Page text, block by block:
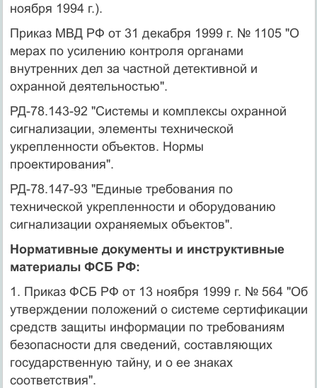
ноября 1994 г.).
Приказ МВД РФ от 31 декабря 1999 г. № 1105 "О
мерах по усилению контроля органами
внутренних дел за частной детективной и
охранной деятельностью".
РД-78.143-92 "Системы и комплексы охранной
сигнализации, элементы технической
укрепленности объектов. Нормы
проектирования".
РД-78.147-93 "Единые требования по
технической укрепленности и оборудованию
сигнализации охраняемых объектов".
Нормативные документы и инструктивные
материалы ФСБ РФ:
1. Приказ ФСБ РФ от 13 ноября 1999 г. № 564 "Об
утверждении положений о системе сертификации
средств защиты информации по требованиям
безопасности для сведений, составляющих
государственную тайну, и о ее знаках
соответствия".